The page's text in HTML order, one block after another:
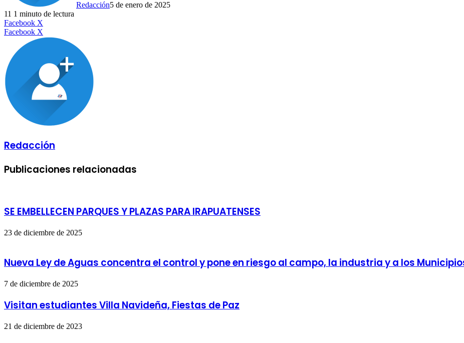
Redacción5 de enero de 2025
11 1 minuto de lectura
Facebook X
Facebook X
por
electrónico
Redacción
Publicaciones relacionadas
SE EMBELLECEN PARQUES Y PLAZAS PARA IRAPUATENSES
23 de diciembre de 2025
Nueva Ley de Aguas concentra el control y pone en riesgo al campo, la industria y a los
7 de diciembre de 2025
Visitan estudiantes Villa Navideña, Fiestas de Paz
21 de diciembre de 2023